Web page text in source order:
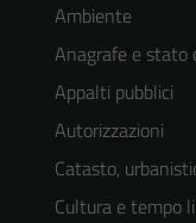
Ambiente
Anagrafe e stato
Appalti pubblici
Autorizzazioni
Catasto,
Cultura e tempo